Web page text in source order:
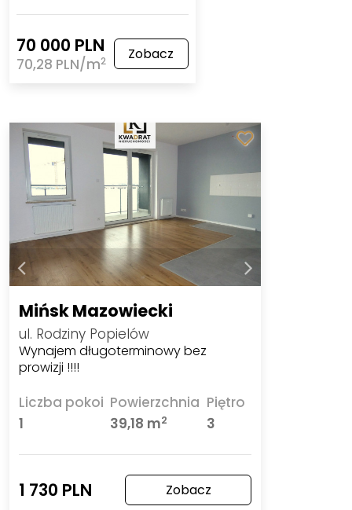
70 000 PLN
70,28 PLN/m2 Zobacz
Mińsk Mazowiecki
ul. Rodziny Popielów
Wynajem długoterminowy bez
prowizji !!!!
Liczba pokoi
1
Powierzchnia
39,18 m2
Piętro
3
1 730 PLN Zobacz